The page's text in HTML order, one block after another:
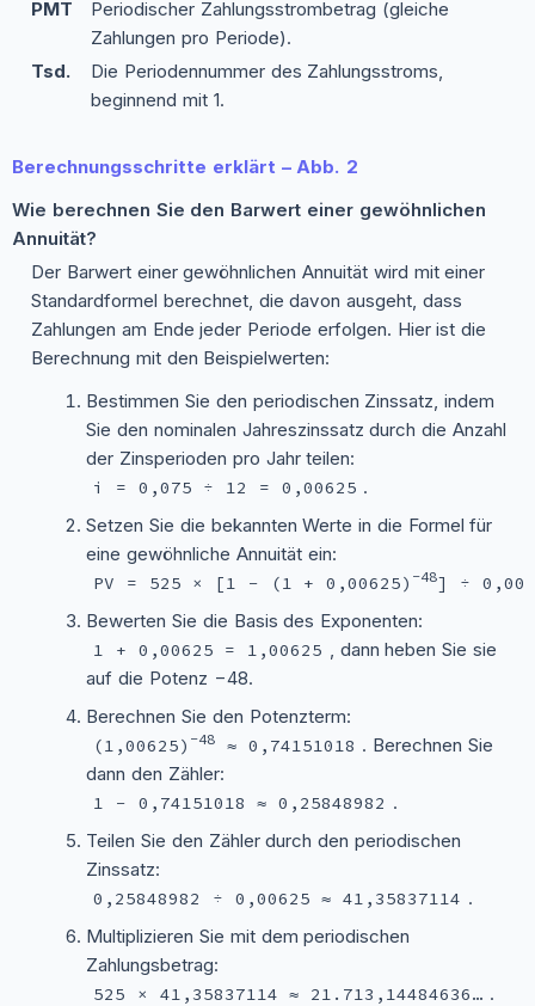
PMT
Periodischer Zahlungsstrombetrag (gleiche
Zahlungen pro Periode).
Tsd.
Die Periodennummer des Zahlungsstroms,
beginnend mit 1.
Berechnungsschritte erklärt – Abb. 2
Wie berechnen Sie den Barwert einer gewöhnlichen
Annuität?
Der Barwert einer gewöhnlichen Annuität wird mit einer
Standardformel berechnet, die davon ausgeht, dass
Zahlungen am Ende jeder Periode erfolgen. Hier ist die
Berechnung mit den Beispielwerten:
Bestimmen Sie den periodischen Zinssatz, indem
Sie den nominalen Jahreszinssatz durch die Anzahl
der Zinsperioden pro Jahr teilen:
i = 0,075 ÷ 12 = 0,00625 .
Setzen Sie die bekannten Werte in die Formel für
eine gewöhnliche Annuität ein:
PV = 525 × [1 − (1 + 0,00625) −48] ÷
Bewerten Sie die Basis des Exponenten:
1 + 0,00625 = 1,00625 , dann heben Sie sie
auf die Potenz −48.
Berechnen Sie den Potenzterm:
(1,00625) −48 ≈ 0,74151018 . Berechnen Sie
dann den Zähler:
1 − 0,74151018 ≈ 0,25848982 .
Teilen Sie den Zähler durch den periodischen
Zinssatz:
0,25848982 ÷ 0,00625 ≈ 41,35837114 .
Multiplizieren Sie mit dem periodischen
Zahlungsbetrag:
525 × 41,35837114 ≈ 21.713,14484636… .